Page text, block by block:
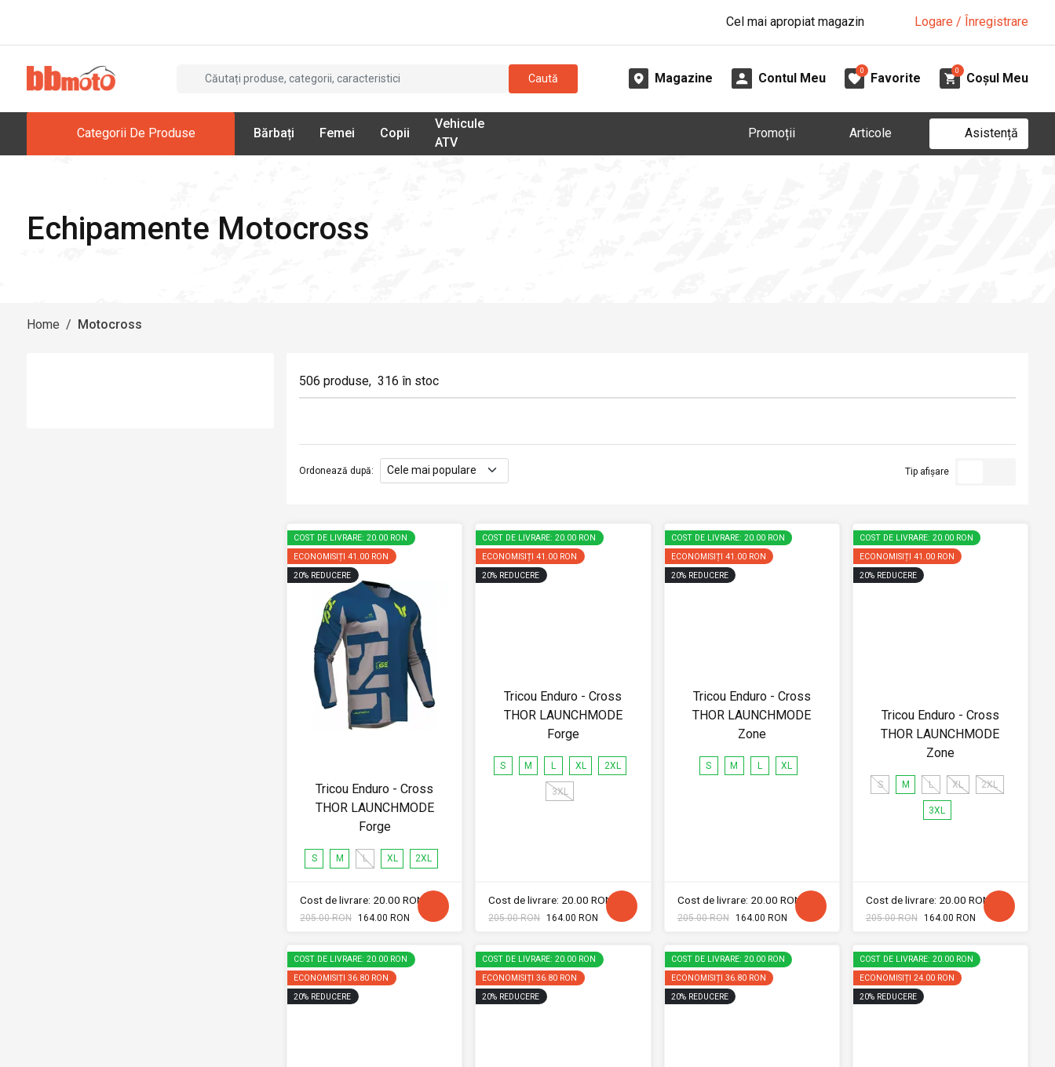
Cel mai apropiat magazin Logare / Înregistrare
Caută Magazine Contul Meu
0
Favorite
0
Coșul Meu
Categorii De Produse Bărbați Femei Copii
Vehicule
ATV
Promoții Articole Asistență
Echipamente Motocross
Home / Motocross
506 produse, 316 în stoc
Ordonează după: Tip afișare
COST DE LIVRARE: 20.00 RON
ECONOMISIȚI 41.00 RON
20% REDUCERE
Tricou Enduro - Cross
THOR LAUNCHMODE
Forge
S M L XL 2XL
Cost de livrare: 20.00 RON
205.00 RON 164.00 RON
COST DE LIVRARE: 20.00 RON
ECONOMISIȚI 41.00 RON
20% REDUCERE
Tricou Enduro - Cross
THOR LAUNCHMODE
Forge
S M L XL 2XL
3XL
Cost de livrare: 20.00 RON
205.00 RON 164.00 RON
COST DE LIVRARE: 20.00 RON
ECONOMISIȚI 41.00 RON
20% REDUCERE
Tricou Enduro - Cross
THOR LAUNCHMODE
Zone
S M L XL
Cost de livrare: 20.00 RON
205.00 RON 164.00 RON
COST DE LIVRARE: 20.00 RON
ECONOMISIȚI 41.00 RON
20% REDUCERE
Tricou Enduro - Cross
THOR LAUNCHMODE
Zone
S M L XL 2XL
3XL
Cost de livrare: 20.00 RON
205.00 RON 164.00 RON
COST DE LIVRARE: 20.00 RON
ECONOMISIȚI 36.80 RON
20% REDUCERE
COST DE LIVRARE: 20.00 RON
ECONOMISIȚI 36.80 RON
20% REDUCERE
COST DE LIVRARE: 20.00 RON
ECONOMISIȚI 36.80 RON
20% REDUCERE
COST DE LIVRARE: 20.00 RON
ECONOMISIȚI 24.00 RON
20% REDUCERE